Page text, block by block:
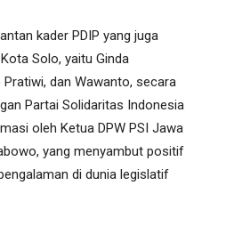
kader PDIP yang juga
Solo, yaitu Ginda
dan Wawanto, secara
Partai Solidaritas Indonesia
oleh Ketua DPW PSI Jawa
yang menyambut positif
di dunia legislatif